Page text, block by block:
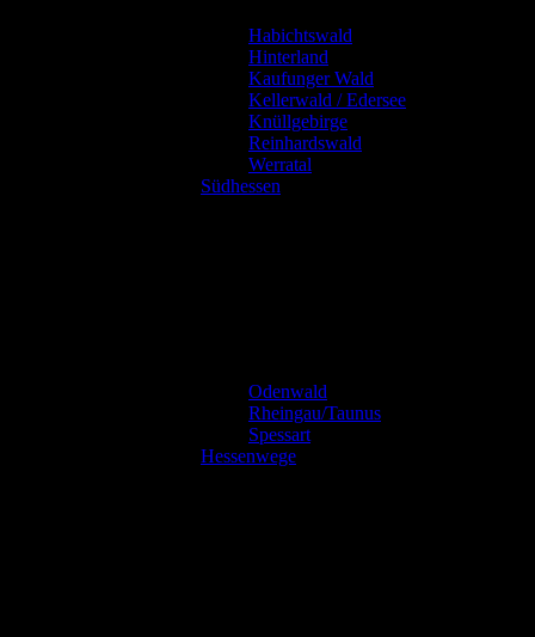
Habichtswald
Hinterland
Kaufunger Wald
Kellerwald / Edersee
Knüllgebirge
Reinhardswald
Werratal
Südhessen
Odenwald
Rheingau/Taunus
Spessart
Hessenwege